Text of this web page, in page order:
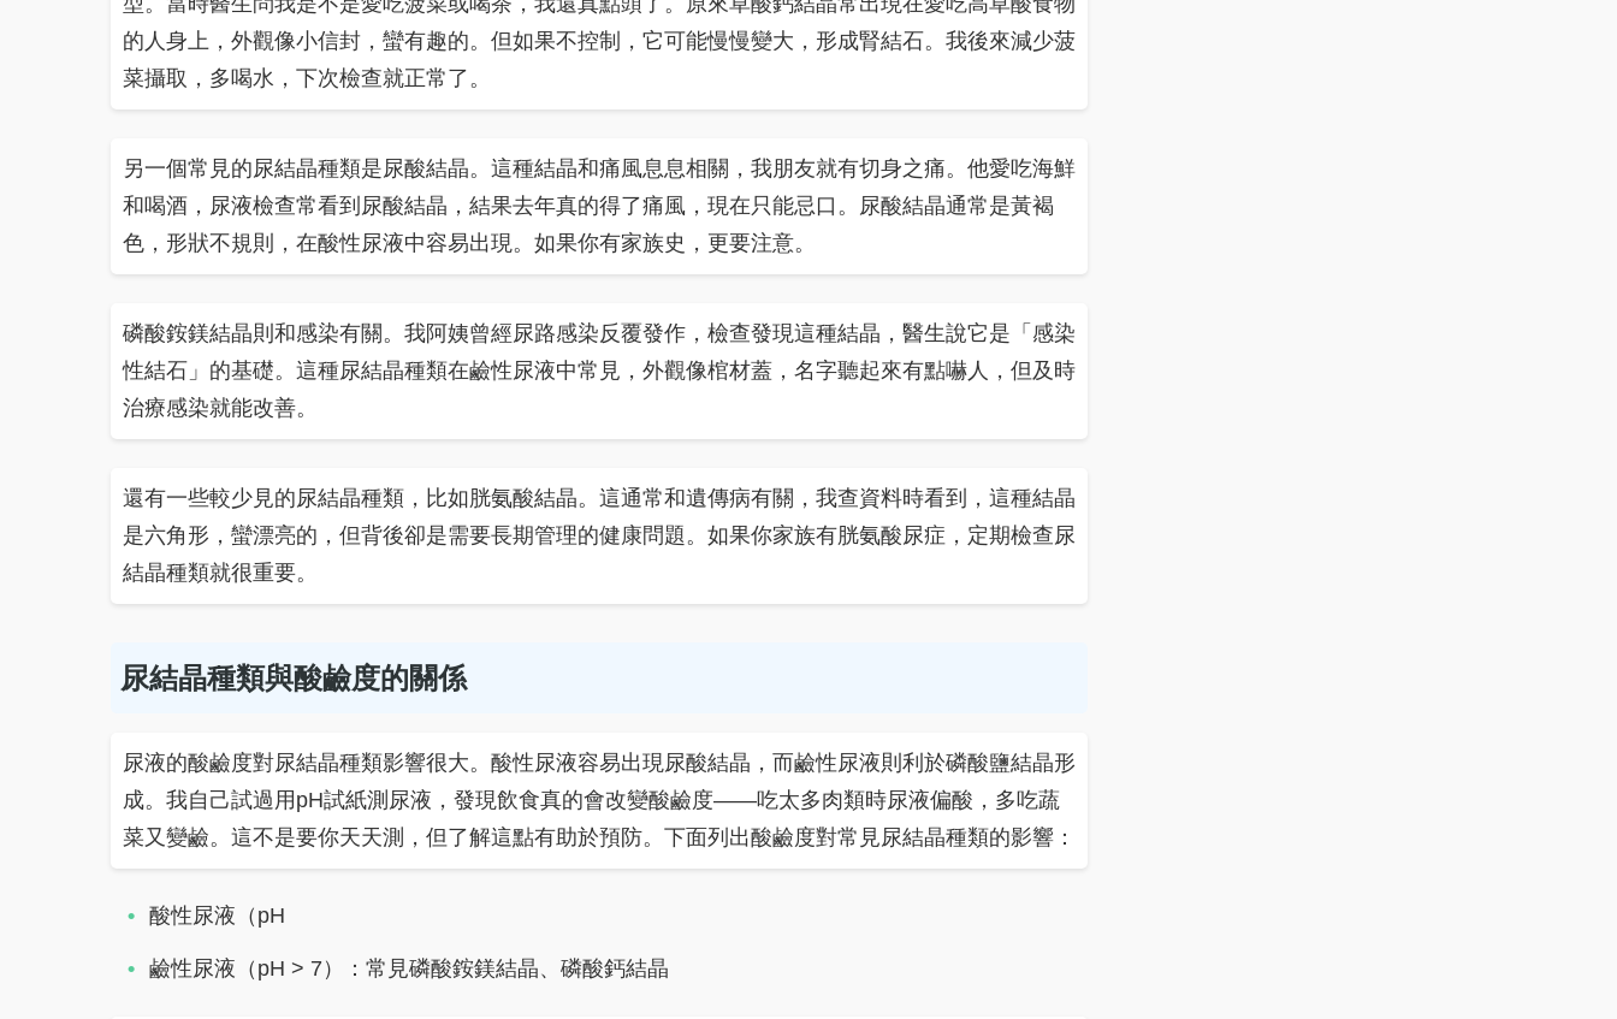
的人身上，外觀像小信封，蠻有趣的。但如果不控制，它可能慢慢變大，形成腎結石。我後來減少菠
菜攝取，多喝水，下次檢查就正常了。
另一個常見的尿結晶種類是尿酸結晶。這種結晶和痛風息息相關，我朋友就有切身之痛。他愛吃海鮮
和喝酒，尿液檢查常看到尿酸結晶，結果去年真的得了痛風，現在只能忌口。尿酸結晶通常是黃褐
色，形狀不規則，在酸性尿液中容易出現。如果你有家族史，更要注意。
磷酸銨鎂結晶則和感染有關。我阿姨曾經尿路感染反覆發作，檢查發現這種結晶，醫生說它是「感染
性結石」的基礎。這種尿結晶種類在鹼性尿液中常見，外觀像棺材蓋，名字聽起來有點嚇人，但及時
治療感染就能改善。
還有一些較少見的尿結晶種類，比如胱氨酸結晶。這通常和遺傳病有關，我查資料時看到，這種結晶
是六角形，蠻漂亮的，但背後卻是需要長期管理的健康問題。如果你家族有胱氨酸尿症，定期檢查尿
結晶種類就很重要。
尿結晶種類與酸鹼度的關係
尿液的酸鹼度對尿結晶種類影響很大。酸性尿液容易出現尿酸結晶，而鹼性尿液則利於磷酸鹽結晶形
成。我自己試過用pH試紙測尿液，發現飲食真的會改變酸鹼度——吃太多肉類時尿液偏酸，多吃蔬
菜又變鹼。這不是要你天天測，但了解這點有助於預防。下面列出酸鹼度對常見尿結晶種類的影響：
酸性尿液（pH
鹼性尿液（pH > 7）：常見磷酸銨鎂結晶、磷酸鈣結晶